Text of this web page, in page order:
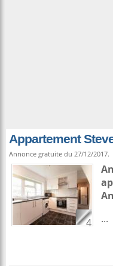
Appartement
Annonce gratuite du 27/12/2017.
4
...